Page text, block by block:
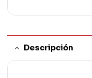
Descripción